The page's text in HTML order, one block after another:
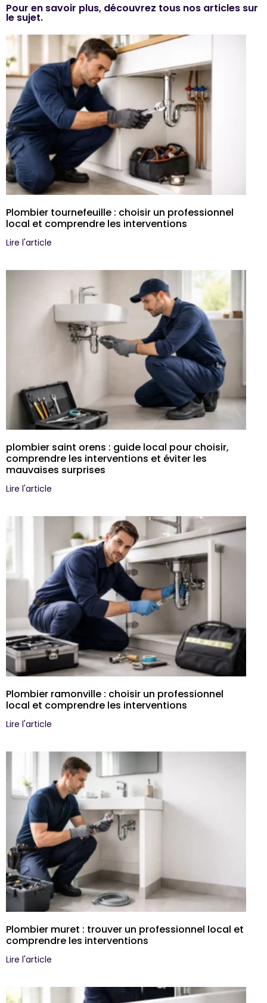
Pour en savoir plus, découvrez tous nos articles sur
le sujet.
Plombier tournefeuille : choisir un professionnel
local et comprendre les interventions
Lire l'article
plombier saint orens : guide local pour choisir,
comprendre les interventions et éviter les
mauvaises surprises
Lire l'article
Plombier ramonville : choisir un professionnel
local et comprendre les interventions
Lire l'article
Plombier muret : trouver un professionnel local et
comprendre les interventions
Lire l'article